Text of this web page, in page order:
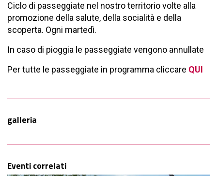
Ciclo di passeggiate nel nostro territorio volte alla
promozione della salute, della socialità e della
scoperta. Ogni martedì.
In caso di pioggia le passeggiate vengono annullate
Per tutte le passeggiate in programma cliccare QUI
galleria
Eventi correlati